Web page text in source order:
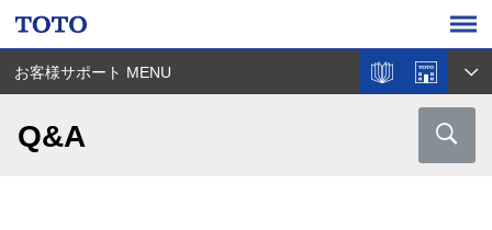
お客様サポート MENU
Q&A